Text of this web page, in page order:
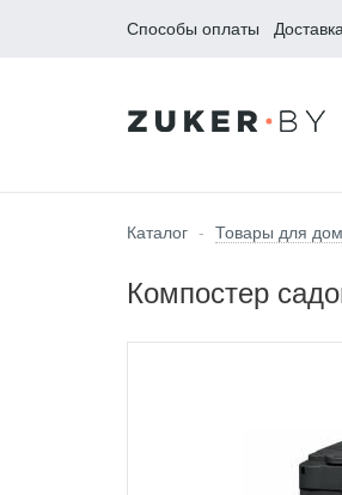
Способы оплаты Доставка
Каталог - Товары для
Компостер